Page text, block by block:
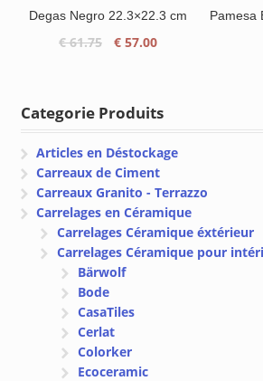
Degas Negro 22.3×22.3 cm
€61.75
Le
€ 61.75.
€57.00Le
€ 57.00.
Pamesa
Categorie Produits
Articles en Déstockage
Carreaux de Ciment
Carreaux Granito - Terrazzo
Carrelages en Céramique
Carrelages Céramique éxtérieur
Carrelages Céramique pour
Bärwolf
Bode
CasaTiles
Cerlat
Colorker
Ecoceramic